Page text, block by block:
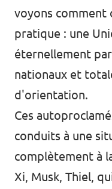
voyons comment
pratique : une
éternellement
nationaux et
d'orientation.
Ces
conduits à une
complètement à
Xi, Musk, Thiel,